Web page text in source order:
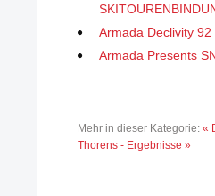
Armada Declivity
Armada Presents
Mehr in dieser Kategorie: «
Thorens - Ergebnisse »